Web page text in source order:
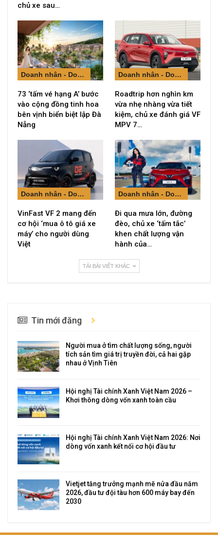
chủ xe sau…
Doanh nhân - Doanh nghiệp
73 ‘tấm vé hạng A’ bước
vào cộng đồng tinh hoa
bên vịnh biển biệt lập Đà
Nẵng
Doanh nhân - Doanh nghiệp
Roadtrip hơn nghìn km
vừa nhẹ nhàng vừa tiết
kiệm, chủ xe đánh giá VF
MPV 7…
Doanh nhân - Doanh nghiệp
VinFast VF 2 mang đến
cơ hội ‘mua ô tô giá xe
máy’ cho người dùng
Việt
Doanh nhân - Doanh nghiệp
Đi qua mưa lớn, đường
đèo, chủ xe ‘tấm tắc’
khen chất lượng vận
hành của…
TẢI BÀI VIẾT KHÁC
Tin mới đăng
Người mua ở tìm chất lượng sống, người
tích sản tìm giá trị truyền đời, cả hai gặp
nhau ở Vịnh Tiên
Hội nghị Tài chính Xanh Việt Nam 2026 –
Khơi thông dòng vốn xanh toàn cầu
Hội nghị Tài chính Xanh Việt Nam 2026: Nơi
dòng vốn xanh kết nối cơ hội đầu tư
Vietjet tăng trưởng mạnh mẽ nửa đầu năm
2026, đầu tư đội tàu hơn 600 máy bay đến
2030